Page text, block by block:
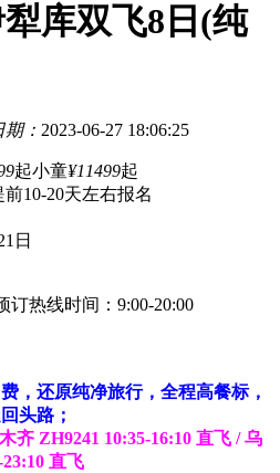
库双飞8日(纯
： 2023-06-27 18:06:25
起小童¥11499起
10-20天左右报名
日
订热线时间：9:00-20:00
，还原纯净旅行，全程高餐标，
头路；
齐 ZH9241 10:35-16:10 直飞 / 乌
直飞